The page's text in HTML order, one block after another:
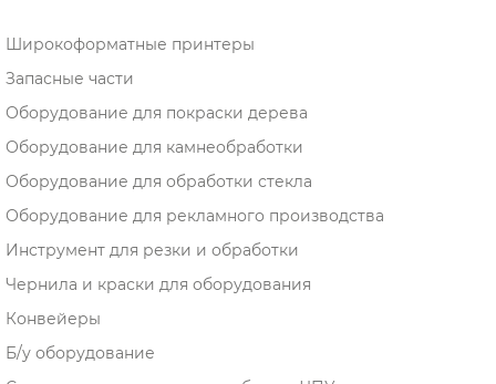
Широкоформатные принтеры
Запасные части
Оборудование для покраски дерева
Оборудование для камнеобработки
Оборудование для обработки стекла
Оборудование для рекламного производства
Инструмент для резки и обработки
Чернила и краски для оборудования
Конвейеры
Б/у оборудование